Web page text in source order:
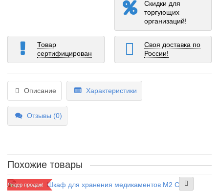
Скидки для
торгующих
организаций!
Товар
сертифицирован
Своя доставка по
России!
Описание Характеристики
Отзывы (0)
Похожие товары
Лидер продаж!